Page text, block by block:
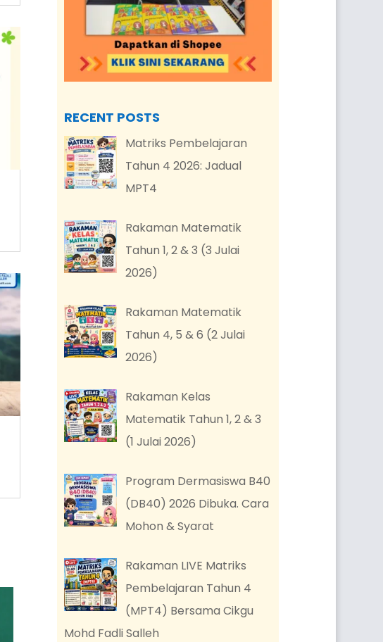
RECENT POSTS
Matriks Pembelajaran
Tahun 4 2026: Jadual
MPT4
Rakaman Matematik
Tahun 1, 2 & 3 (3 Julai
2026)
Rakaman Matematik
Tahun 4, 5 & 6 (2 Julai
2026)
Rakaman Kelas
Matematik Tahun 1, 2 & 3
(1 Julai 2026)
Program Dermasiswa B40
(DB40) 2026 Dibuka. Cara
Mohon & Syarat
Rakaman LIVE Matriks
Pembelajaran Tahun 4
(MPT4) Bersama Cikgu
Mohd Fadli Salleh